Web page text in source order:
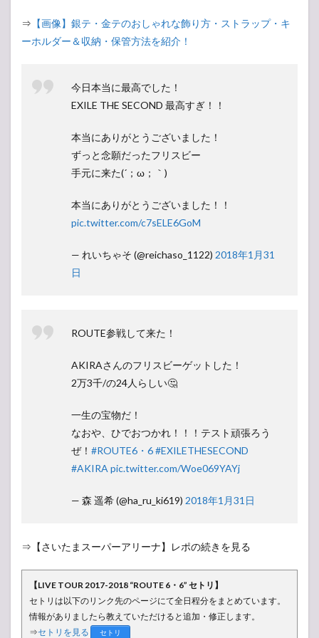
⇒ 【画像】銀テ・金テのおしゃれな飾り方・ストラップ・キ
ーホルダー＆収納・保管方法を紹介！
今日本当に最高でした！
EXILE THE SECOND 最高すぎ！！
本当にありがとうございました！
ずっと念願だったフリスビー
手元に来た(´；ω；｀)
本当にありがとうございました！！
pic.twitter.com/c7sELE6GoM
— れいちゃそ (@reichaso_1122) 2018年1月31
日
ROUTE参戦して来た！
AKIRAさんのフリスビーゲットした！
2万3千/の24人らしい🤔
一生の宝物だ！
なおや、ひでおつかれ！！！テスト頑張ろう
ぜ！ #ROUTE6・6#EXILETHESECOND
#AKIRA pic.twitter.com/Woe069YAYj
— 森 遥希 (@ha_ru_ki619) 2018年1月31日
⇒【さいたまスーパーアリーナ】レポの続きを見る
【LIVE TOUR 2017-2018 “ROUTE 6・6” セトリ】
セトリは以下のリンク先のページにて全日程分をまとめています。
情報がありましたら教えていただけると追加・修正します。
⇒セトリを見る セトリ